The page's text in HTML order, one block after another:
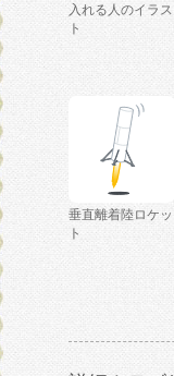
入れる人のイラス
ト
垂直離着陸ロケッ
ト